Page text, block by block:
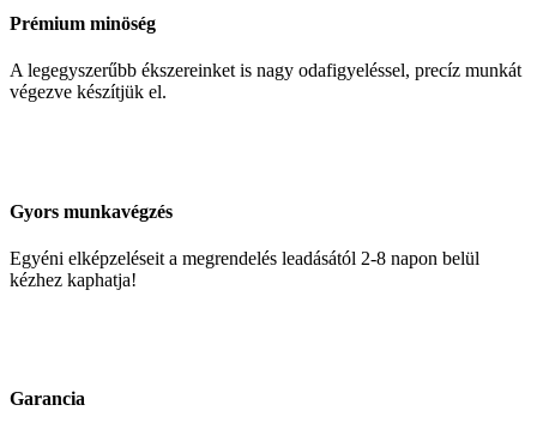
Prémium minöség
A legegyszerűbb ékszereinket is nagy odafigyeléssel, precíz munkát
végezve készítjük el.
Gyors munkavégzés
Egyéni elképzeléseit a megrendelés leadásától 2-8 napon belül
kézhez kaphatja!
Garancia